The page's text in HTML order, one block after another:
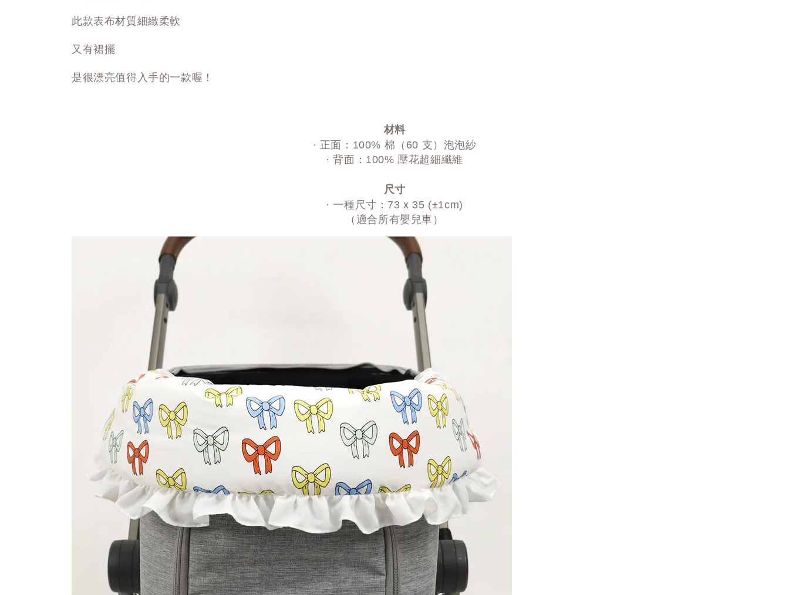
此款表布材質細緻柔軟
又有裙擺
是很漂亮值得入手的一款喔！
材料
· 正面：100% 棉（60 支）泡泡紗
· 背面：100% 壓花超細纖維
尺寸
· 一種尺寸：73 x 35 (±1cm)
（適合所有嬰兒車）